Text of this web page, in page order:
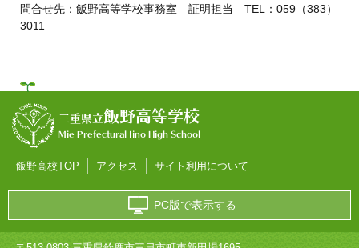
問合せ先：飯野高等学校事務室 証明担当 TEL：059（383）
3011
三重県立飯野高等学校
Mie Prefectural Iino High School
飯野高校TOP アクセス サイト利用について
PC版で表示する